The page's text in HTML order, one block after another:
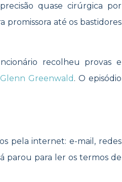
quase cirúrgica por
promissora até os bastidores
recolheu provas e
Glenn Greenwald . O episódio
pela internet: e-mail, redes
parou para ler os termos de